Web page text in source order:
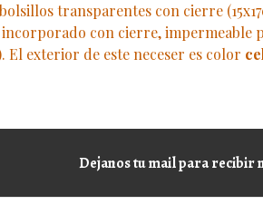
transparentes con cierre
incorporado con cierre, impermeable
El exterior de este neceser es color
Dejanos tu mail para recibir